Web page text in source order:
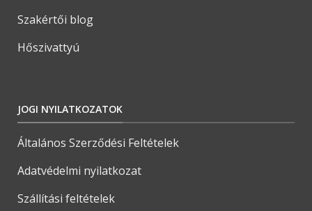
Szakértői blog
Hőszivattyú
JOGI NYILATKOZATOK
Általános Szerződési Feltételek
Adatvédelmi nyilatkozat
Szállítási feltételek